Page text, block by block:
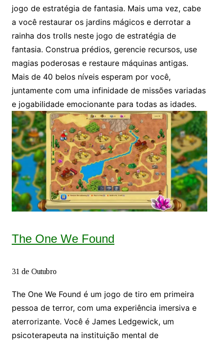
jogo de estratégia de fantasia. Mais uma vez, cabe
a você restaurar os jardins mágicos e derrotar a
rainha dos trolls neste jogo de estratégia de
fantasia. Construa prédios, gerencie recursos, use
magias poderosas e restaure máquinas antigas.
Mais de 40 belos níveis esperam por você,
juntamente com uma infinidade de missões variadas
e jogabilidade emocionante para todas as idades.
The One We Found
31 de Outubro
The One We Found é um jogo de tiro em primeira
pessoa de terror, com uma experiência imersiva e
aterrorizante. Você é James Ledgewick, um
psicoterapeuta na instituição mental de